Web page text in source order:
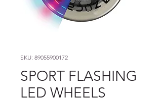
SKU: 89055900172
SPORT FLASHING
LED WHEELS